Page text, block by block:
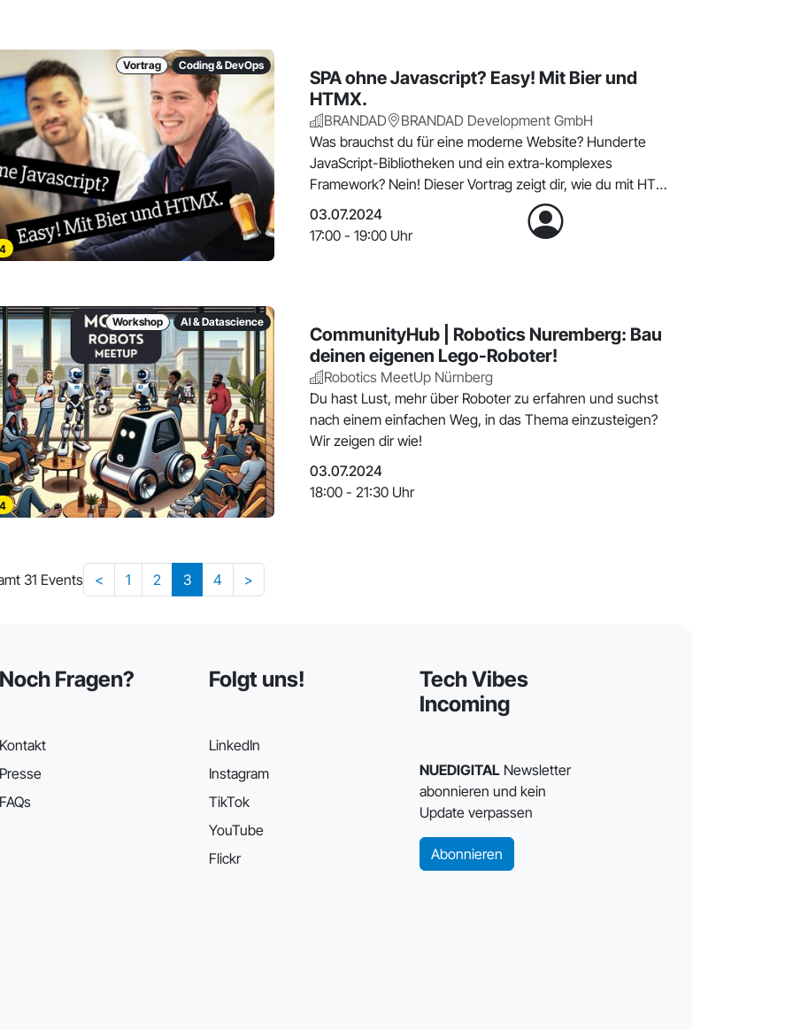
Vortrag Coding & DevOps
SPA ohne Javascript? Easy! Mit Bier und
HTMX.
BRANDAD
BRANDAD Development GmbH
Was brauchst du für eine moderne Website? Hunderte
JavaScript-Bibliotheken und ein extra-komplexes
Framework? Nein! Dieser Vortrag zeigt dir, wie du mit HTMX
ei
03.07.2024
17:00 - 19:00 Uhr
Workshop AI & Datascience
CommunityHub | Robotics Nuremberg: Bau
deinen eigenen Lego-Roboter!
Robotics MeetUp Nürnberg
Du hast Lust, mehr über Roboter zu erfahren und suchst
nach einem einfachen Weg, in das Thema einzusteigen?
Wir zeigen dir wie!
03.07.2024
18:00 - 21:30 Uhr
31 Events < 1 2 3 4 >
Fragen? Folgt uns!
LinkedIn
Instagram
TikTok
YouTube
Flickr
Tech Vibes
Incoming
NUEDIGITALNewsletter
abonnieren und kein
Update verpassen
Abonnieren